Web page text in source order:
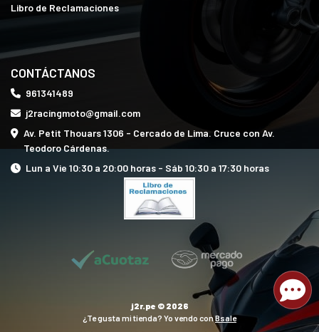
Libro de Reclamaciones
CONTÁCTANOS
961341489
j2racingmoto@gmail.com
Av. Petit Thouars 1306 - Cercado de Lima. Cruce con Av.
Teodoro Cárdenas.
Lun a Vie 10:30 a 20:00 horas - Sáb 10:30 a 17:30 horas
j2r.pe © 2026
¿Te gusta mi tienda? Yo vendo conBsale